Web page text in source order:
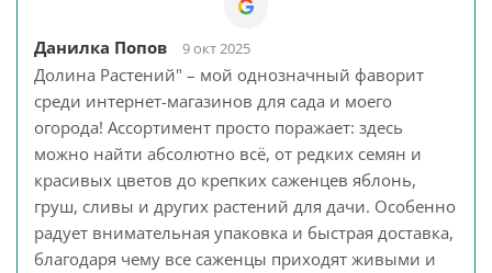
Данилка Попов 9 окт 2025
Долина Растений" – мой однозначный фаворит
среди интернет-магазинов для сада и моего
огорода! Ассортимент просто поражает: здесь
можно найти абсолютно всё, от редких семян и
красивых цветов до крепких саженцев яблонь,
груш, сливы и других растений для дачи. Особенно
радует внимательная упаковка и быстрая доставка,
благодаря чему все саженцы приходят живыми и